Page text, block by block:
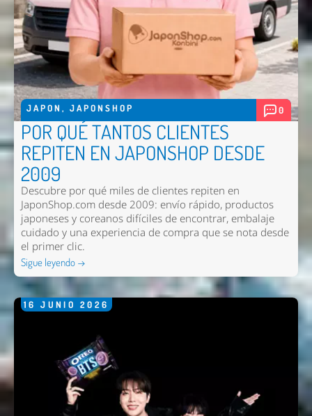
JAPON , JAPONSHOP 0
POR QUÉ TANTOS CLIENTES
REPITEN EN JAPONSHOP DESDE
2009
Descubre por qué miles de clientes repiten en
JaponShop.com desde 2009: envío rápido, productos
japoneses y coreanos difíciles de encontrar, embalaje
cuidado y una experiencia de compra que se nota desde
el primer clic.
Sigue leyendo →
16 JUNIO 2026